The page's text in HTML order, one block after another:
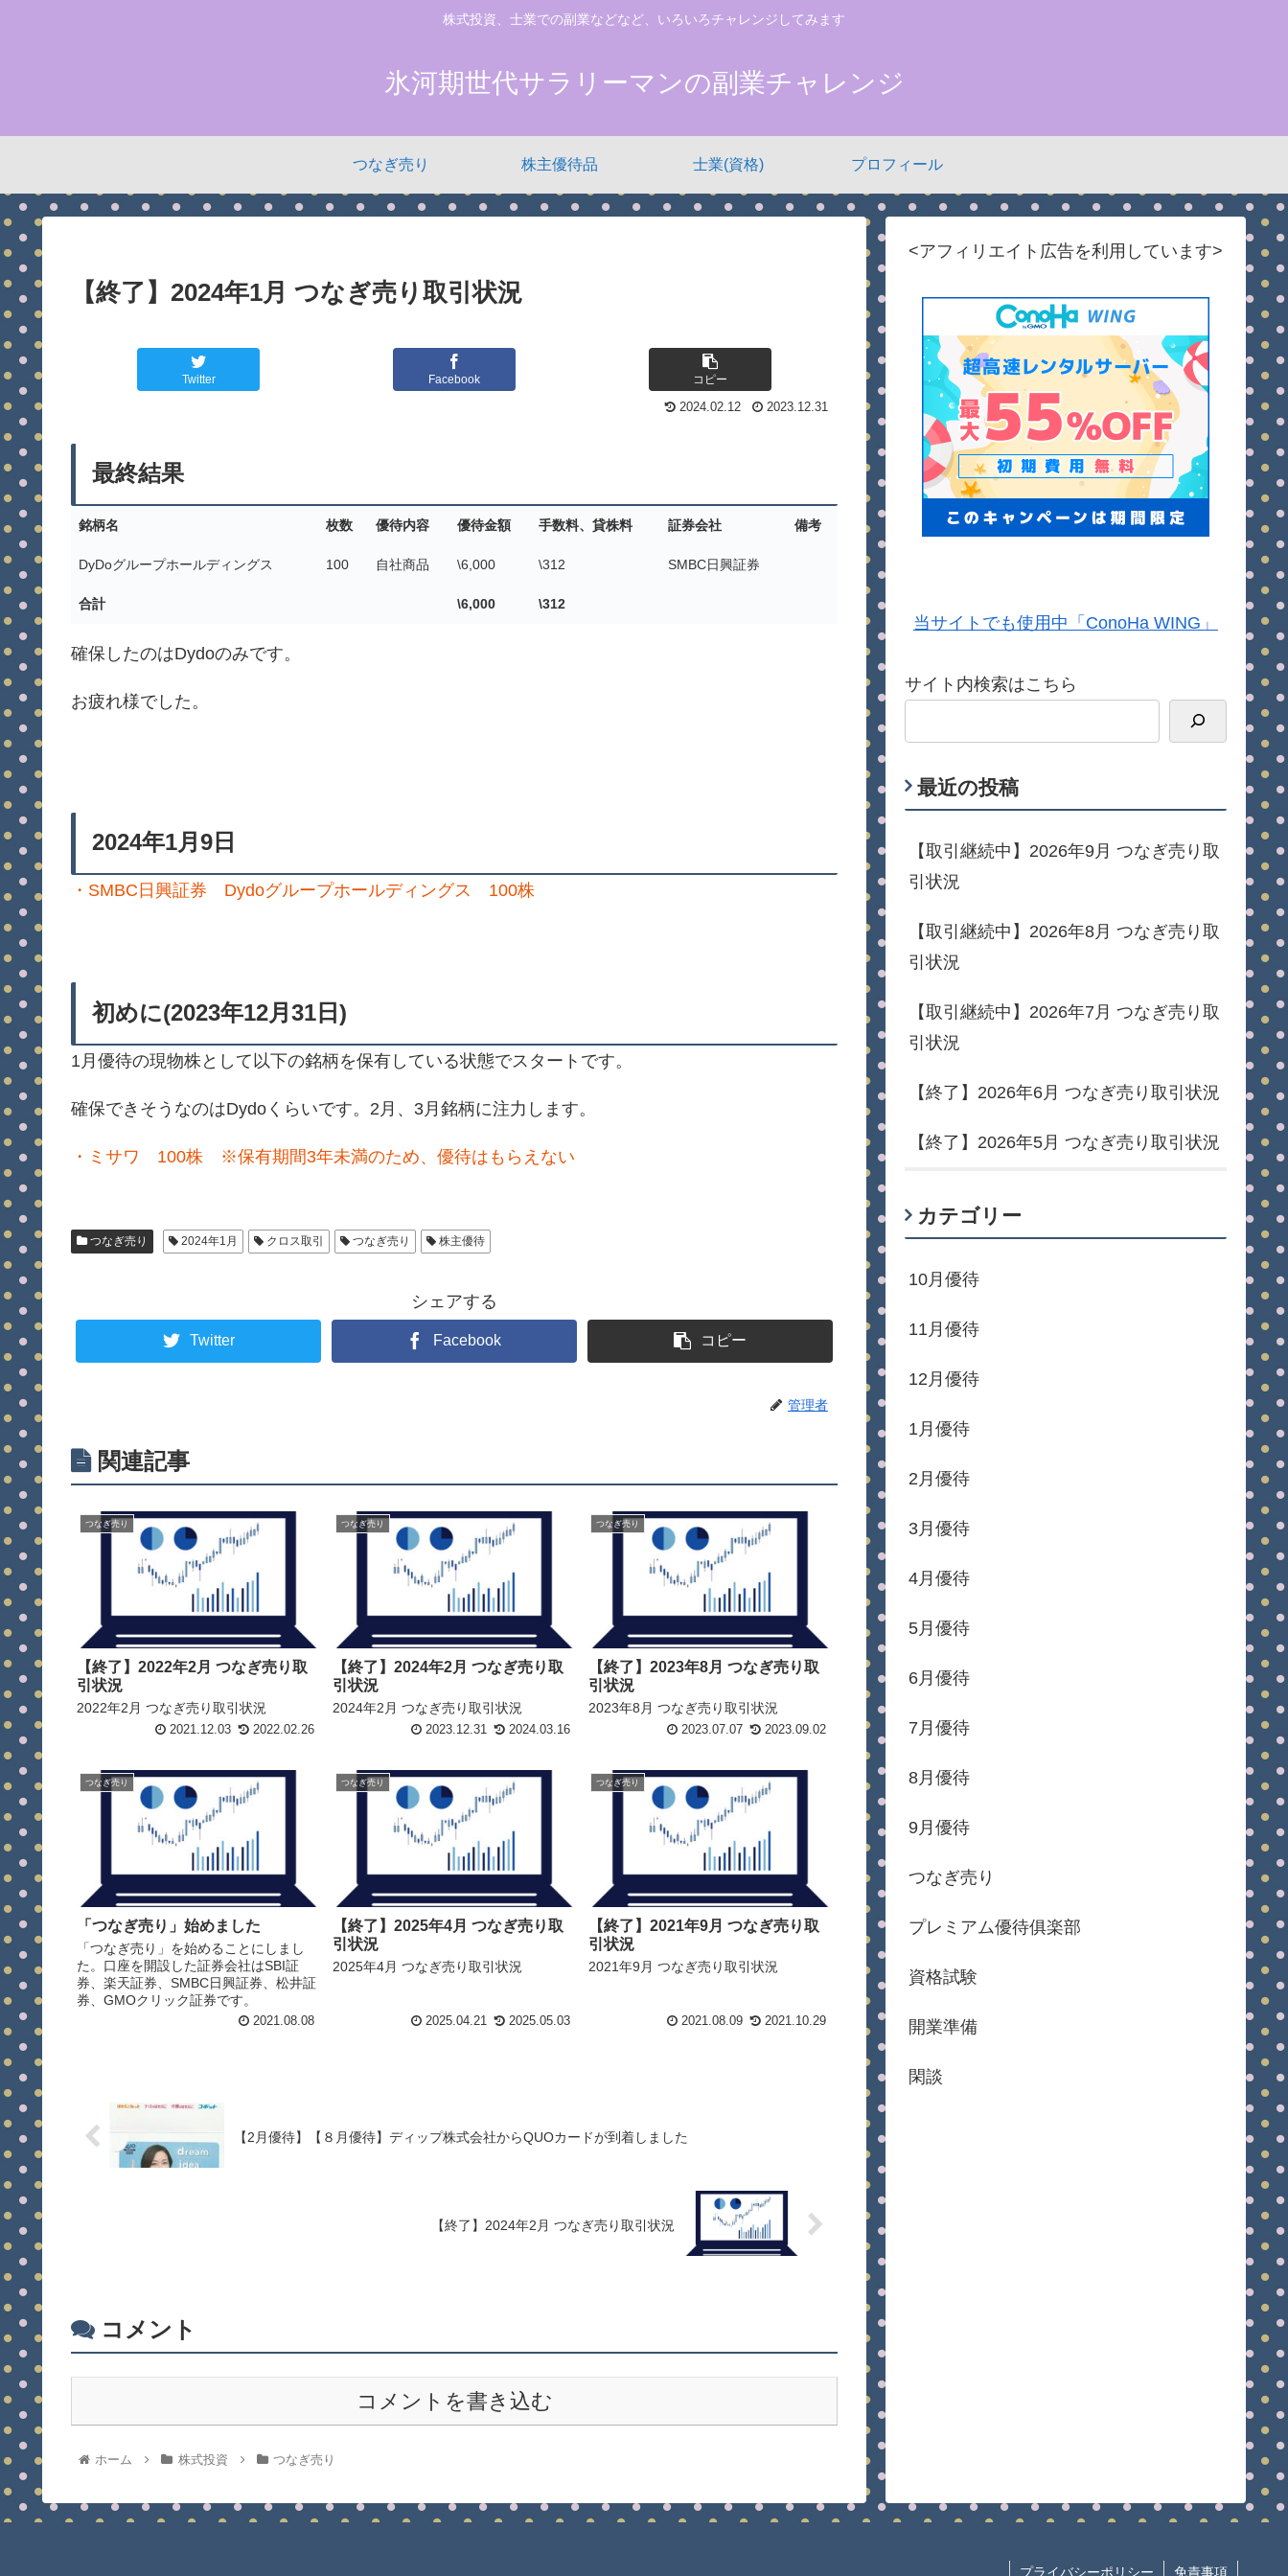
株式投資、士業での副業などなど、いろいろチャレンジしてみます
氷河期世代サラリーマンの副業チャレンジ
つなぎ売り 株主優待品 士業(資格) プロフィール
【終了】2024年1月 つなぎ売り取引状況
Twitter Facebook コピー
2024.02.12 2023.12.31
最終結果
銘柄名 枚数 優待内容 優待金額 手数料、貸株料 証券会社 備考
DyDoグループホールディングス 100 自社商品 \6,000 \312 SMBC日興証券
合計 \6,000 \312
確保したのはDydoのみです。
お疲れ様でした。
2024年1月9日
・SMBC日興証券 Dydoグループホールディングス 100株
初めに(2023年12月31日)
1月優待の現物株として以下の銘柄を保有している状態でスタートです。
確保できそうなのはDydoくらいです。2月、3月銘柄に注力します。
・ミサワ 100株 ※保有期間3年未満のため、優待はもらえない
つなぎ売り 2024年1月 クロス取引 つなぎ売り 株主優待
シェアする
Twitter Facebook コピー
管理者
関連記事
つなぎ売り
【終了】2022年2月 つなぎ売り取
引状況
2022年2月 つなぎ売り取引状況
2021.12.03 2022.02.26
つなぎ売り
【終了】2024年2月 つなぎ売り取
引状況
2024年2月 つなぎ売り取引状況
2023.12.31 2024.03.16
つなぎ売り
【終了】2023年8月 つなぎ売り取
引状況
2023年8月 つなぎ売り取引状況
2023.07.07 2023.09.02
つなぎ売り
「つなぎ売り」始めました
「つなぎ売り」を始めることにしまし
た。口座を開設した証券会社はSBI証
券、楽天証券、SMBC日興証券、松井証
券、GMOクリック証券です。
2021.08.08
つなぎ売り
【終了】2025年4月 つなぎ売り取
引状況
2025年4月 つなぎ売り取引状況
2025.04.21 2025.05.03
つなぎ売り
【終了】2021年9月 つなぎ売り取
引状況
2021年9月 つなぎ売り取引状況
2021.08.09 2021.10.29
【2月優待】【８月優待】ディップ株式会社からQUOカードが到着しました
【終了】2024年2月 つなぎ売り取引状況
コメント
コメントを書き込む
ホーム 株式投資 つなぎ売り
<アフィリエイト広告を利用しています>
当サイトでも使用中「ConoHa WING」
サイト内検索はこちら
最近の投稿
【取引継続中】2026年9月 つなぎ売り取
引状況
【取引継続中】2026年8月 つなぎ売り取
引状況
【取引継続中】2026年7月 つなぎ売り取
引状況
【終了】2026年6月 つなぎ売り取引状況
【終了】2026年5月 つなぎ売り取引状況
カテゴリー
10月優待
11月優待
12月優待
1月優待
2月優待
3月優待
4月優待
5月優待
6月優待
7月優待
8月優待
9月優待
つなぎ売り
プレミアム優待俱楽部
資格試験
開業準備
閑談
プライバシーポリシー 免責事項